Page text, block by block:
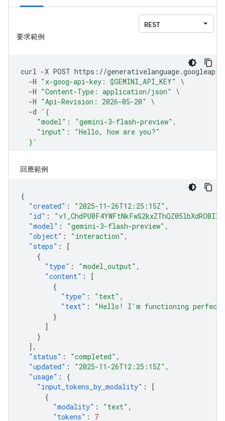
回應範例
{
"created" : "2025-11-26T12:25:15Z" ,
"id" :
"model" : "gemini-3-flash-preview" ,
"object" : "interaction" ,
"steps" :
[
{
"type" : "model_output" ,
"content" :
[
{
"type" : "text" ,
"text" :
"Hello! I'm functioning
}
]
}
],
"status" : "completed" ,
"updated" : "2025-11-26T12:25:15Z" ,
"usage" :
{
"input_tokens_by_modality" :
[
{
"modality" : "text" ,
"tokens" :
7